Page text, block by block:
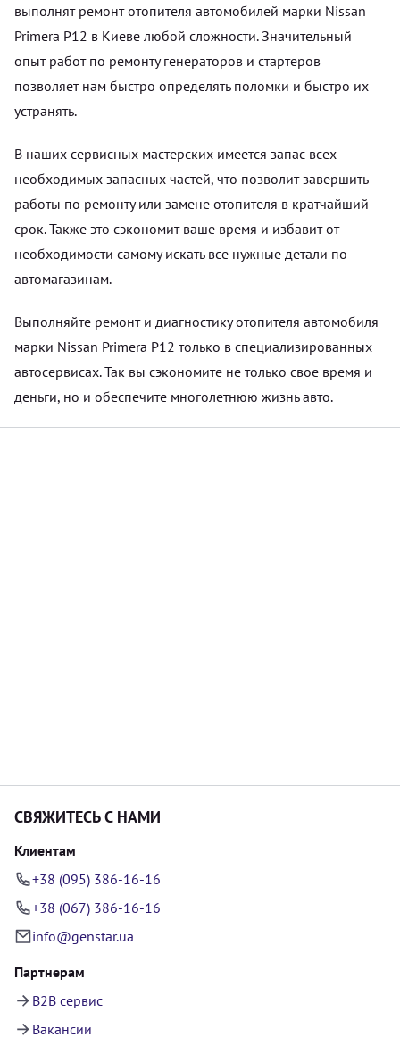
выполнят ремонт отопителя автомобилей марки Nissan
Primera P12 в Киеве любой сложности. Значительный
опыт работ по ремонту генераторов и стартеров
позволяет нам быстро определять поломки и быстро их
устранять.
В наших сервисных мастерских имеется запас всех
необходимых запасных частей, что позволит завершить
работы по ремонту или замене отопителя в кратчайший
срок. Также это сэкономит ваше время и избавит от
необходимости самому искать все нужные детали по
автомагазинам.
Выполняйте ремонт и диагностику отопителя автомобиля
марки Nissan Primera P12 только в специализированных
автосервисах. Так вы сэкономите не только свое время и
деньги, но и обеспечите многолетнюю жизнь авто.
СВЯЖИТЕСЬ С НАМИ
Клиентам
+38 (095) 386-16-16
+38 (067) 386-16-16
info@genstar.ua
Партнерам
B2B сервис
Вакансии